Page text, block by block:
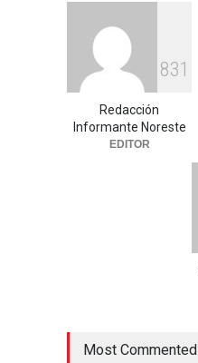
831
Redacción
Informante Noreste
EDITOR
Most Commented